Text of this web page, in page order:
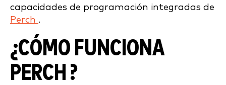
capacidades de programación integradas de
Perch .
¿CÓMO FUNCIONA
PERCH ?